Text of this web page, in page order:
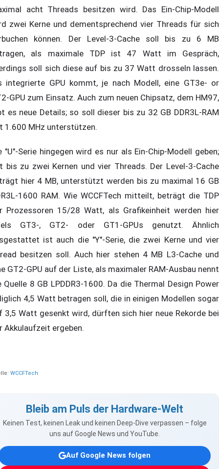
acht Threads besitzen wird. Das Ein-Chip-Modell
zwei Kerne und dementsprechend vier Threads für sich
können. Der Level-3-Cache soll bis zu 6 MB
als maximale TDP ist 47 Watt im Gespräch,
soll sich diese auf bis zu 37 Watt drosseln lassen.
integrierte GPU kommt, je nach Modell, eine GT3e- or
GPU zum Einsatz. Auch zum neuen Chipsatz, dem HM97,
es neue Details; so soll dieser bis zu 32 GB DDR3L-RAM
1.600 MHz unterstützen.
"U"-Serie hingegen wird es nur als Ein-Chip-Modell geben;
bis zu zwei Kernen und vier Threads. Der Level-3-Cache
hier 4 MB, unterstützt werden bis zu maximal 16 GB
1600 RAM. Wie WCCFTech mitteilt, beträgt die TDP
Prozessoren 15/28 Watt, als Grafikeinheit werden hier
GT3-, GT2- oder GT1-GPUs genutzt. Ähnlich
ist auch die "Y"-Serie, die zwei Kerne und vier
besitzen soll. Auch hier stehen 4 MB L3-Cache und
GT2-GPU auf der Liste, als maximaler RAM-Ausbau nennt
Quelle 8 GB LPDDR3-1600. Da die Thermal Design Power
4,5 Watt betragen soll, die in einigen Modellen sogar
3,5 Watt gesenkt wird, dürften sich hier neue Rekorde bei
Akkulaufzeit ergeben.
WCCFTech
Bleib am Puls der Hardware-Welt
Keinen Test, keinen Leak und keinen Deep-Dive verpassen – folge
uns auf Google News und YouTube.
Auf Google News folgen